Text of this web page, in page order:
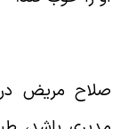
مریض